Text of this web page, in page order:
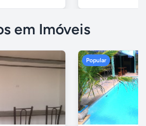
em Imóveis
Popular